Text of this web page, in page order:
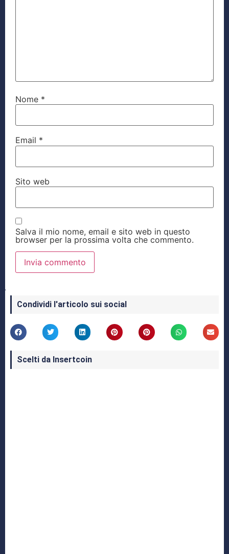
Nome *
Email *
Sito web
Salva il mio nome, email e sito web in questo
browser per la prossima volta che commento.
Condividi l'articolo sui social
Scelti da Insertcoin